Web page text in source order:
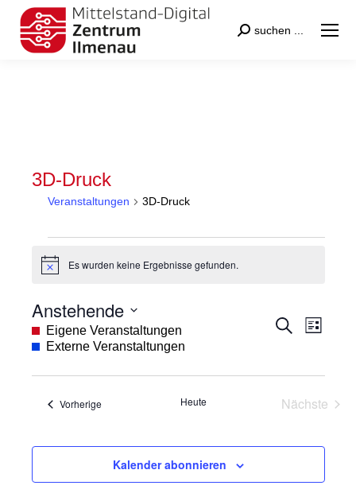
Search:
suchen ...
3D-Druck
Veranstaltungen 3D-Druck
Veranstaltungen
HinweisEs wurden keine Ergebnisse gefunden.
und
Suche
Liste
Anstehende
Datum
wählen.
Eigene Veranstaltungen
Externe Veranstaltungen
VorherigeVeranstaltungen Heute
Nächste
Kalender abonnieren